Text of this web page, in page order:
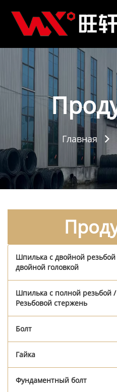
Главная
Продукция
Новости
О нас
Контакты
Главная 
Шпилька с двойной
двойной головкой
Шпилька с полной резьбой
Резьбовой стержень
Болт
Гайка
Фундаментный болт